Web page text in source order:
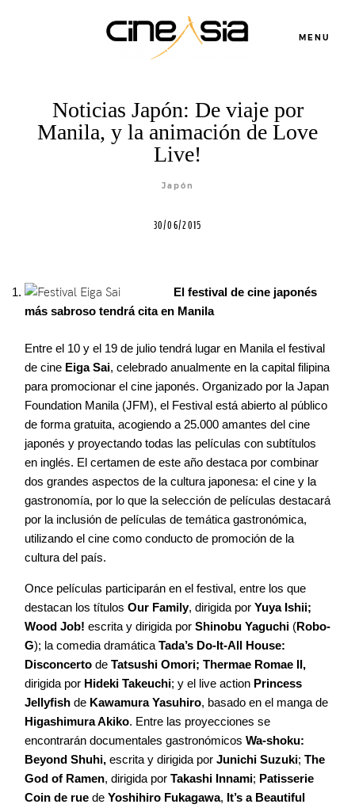
MENU
Noticias Japón: De viaje por
Manila, y la animación de Love
Live!
Japón
30/06/2015
El festival de cine japonés
más sabroso tendrá cita en Manila
Entre el 10 y el 19 de julio tendrá lugar en Manila el festival
de cine Eiga Sai, celebrado anualmente en la capital filipina
para promocionar el cine japonés. Organizado por la Japan
Foundation Manila (JFM), el Festival está abierto al público
de forma gratuita, acogiendo a 25.000 amantes del cine
japonés y proyectando todas las películas con subtítulos
en inglés. El certamen de este año destaca por combinar
dos grandes aspectos de la cultura japonesa: el cine y la
gastronomía, por lo que la selección de películas destacará
por la inclusión de películas de temática gastronómica,
utilizando el cine como conducto de promoción de la
cultura del país.
Once películas participarán en el festival, entre los que
destacan los títulos Our Family, dirigida por Yuya Ishii;
Wood Job! escrita y dirigida por Shinobu Yaguchi (Robo-
G); la comedia dramática Tada’s Do-It-All House:
Disconcerto de Tatsushi Omori; Thermae Romae II,
dirigida por Hideki Takeuchi; y el live action Princess
Jellyfish de Kawamura Yasuhiro, basado en el manga de
Higashimura Akiko. Entre las proyecciones se
encontrarán documentales gastronómicos Wa-shoku:
Beyond Shuhi, escrita y dirigida por Junichi Suzuki; The
God of Ramen, dirigida por Takashi Innami; Patisserie
Coin de rue de Yoshihiro Fukagawa, It’s a Beautiful
Servicios
Blog
Agenda
Contacto
©2026 COPYRIGHT FLOTHEMES